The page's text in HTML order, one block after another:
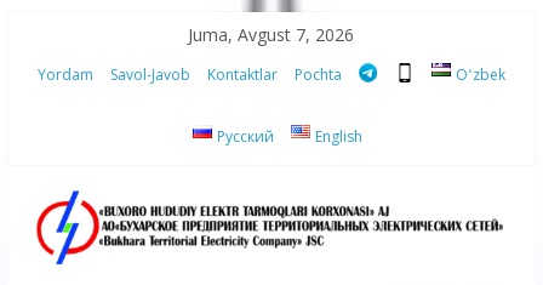
content
Juma, Avgust 7, 2026
Yordam Savol-Javob Kontaktlar Pochta Oʻzbek
Русский English